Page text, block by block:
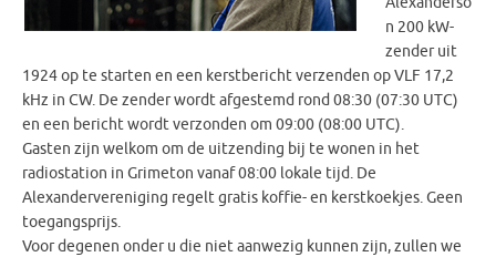
n 200 kW-
zender uit
1924 op te starten en een kerstbericht verzenden op VLF 17,2
kHz in CW. De zender wordt afgestemd rond 08:30 (07:30 UTC)
en een bericht wordt verzonden om 09:00 (08:00 UTC).
Gasten zijn welkom om de uitzending bij te wonen in het
radiostation in Grimeton vanaf 08:00 lokale tijd. De
Alexandervereniging regelt gratis koffie- en kerstkoekjes. Geen
toegangsprijs.
Voor degenen onder u die niet aanwezig kunnen zijn, zullen we